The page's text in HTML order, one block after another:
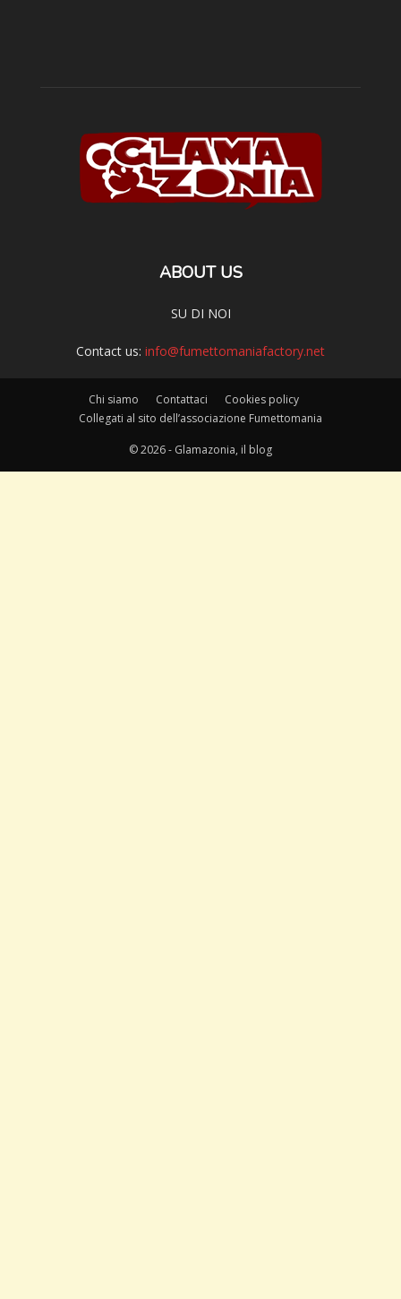
ABOUT US
SU DI NOI
Contact us: info@fumettomaniafactory.net
Chi siamo Contattaci
Cookies policy
Collegati al sito dell’associazione Fumettomania
© 2026 - Glamazonia, il blog